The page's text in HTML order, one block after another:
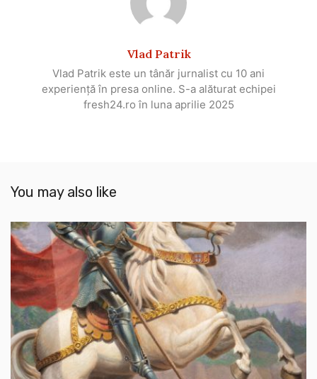
Vlad Patrik
Vlad Patrik este un tânăr jurnalist cu 10 ani
experiență în presa online. S-a alăturat echipei
fresh24.ro în luna aprilie 2025
You may also like